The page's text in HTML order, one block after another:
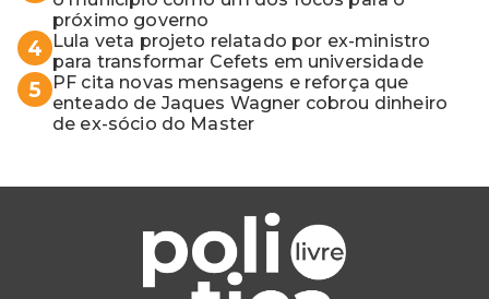
próximo governo
4
Lula veta projeto relatado por ex-ministro
para transformar Cefets em universidade
5
PF cita novas mensagens e reforça que
enteado de Jaques Wagner cobrou dinheiro
de ex-sócio do Master